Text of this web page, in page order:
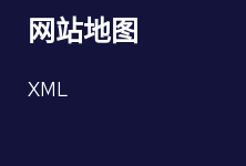
网站地图
XML